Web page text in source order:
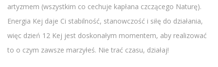
artyzmem (wszystkim co cechuje kapłana czczącego Naturę).
Energia Kej daje Ci stabilność, stanowczość i siłę do działania,
więc dzień 12 Kej jest doskonałym momentem, aby realizować
to o czym zawsze marzyłeś. Nie trać czasu, działaj!